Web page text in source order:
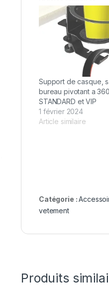
Support de casque,
bureau pivotant a
STANDARD et VIP
1 février 2024
Article similaire
Catégorie :
vetement
Produits